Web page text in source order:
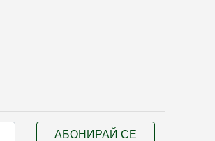
АБОНИРАЙ СЕ